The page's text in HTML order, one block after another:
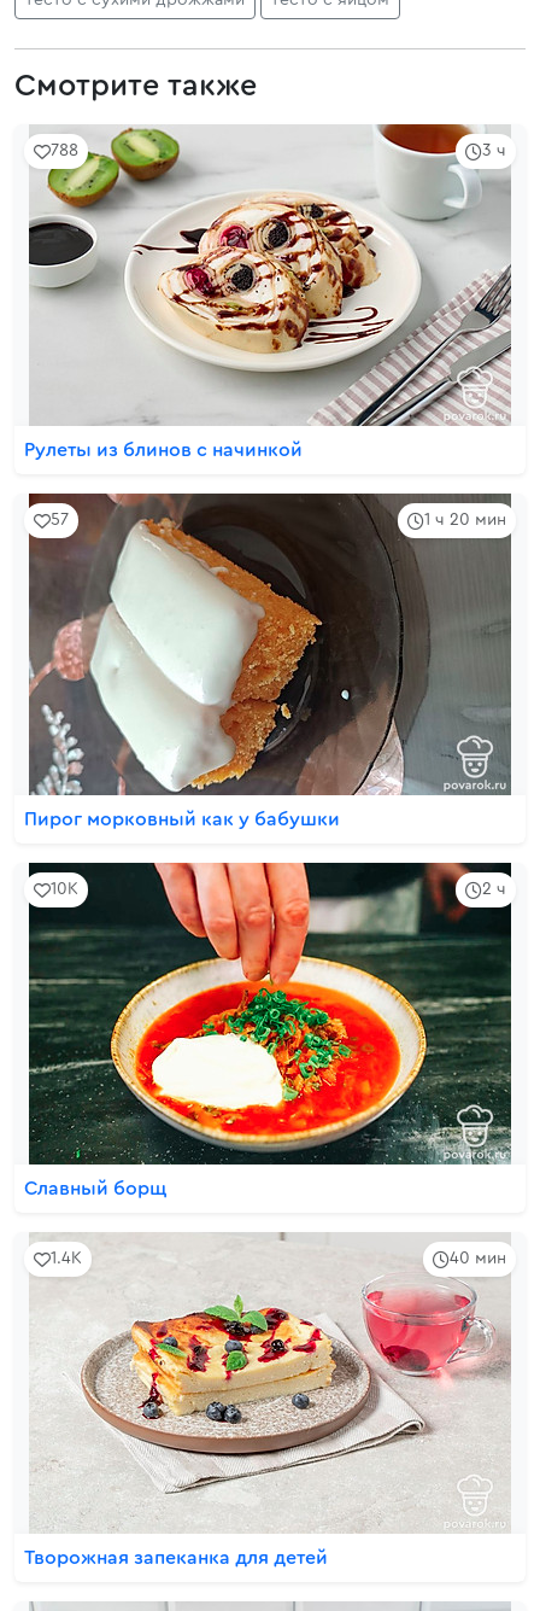
Смотрите также
3 ч
788
Рулеты из блинов с начинкой
1 ч 20 мин
57
Пирог морковный как у бабушки
2 ч
10K
Славный борщ
40 мин
1.4K
Творожная запеканка для детей